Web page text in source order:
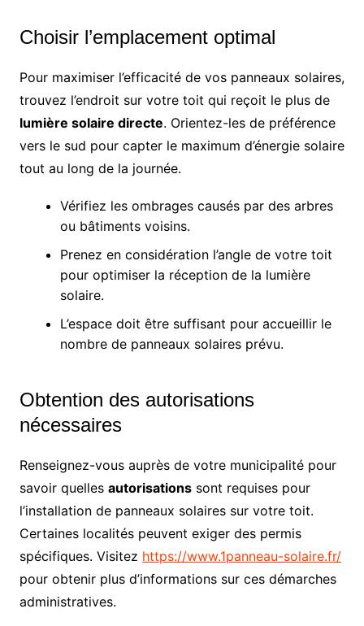
Choisir l’emplacement optimal
Pour maximiser l’efficacité de vos panneaux solaires,
trouvez l’endroit sur votre toit qui reçoit le plus de
lumière solaire directe. Orientez-les de préférence
vers le sud pour capter le maximum d’énergie solaire
tout au long de la journée.
Vérifiez les ombrages causés par des arbres
ou bâtiments voisins.
Prenez en considération l’angle de votre toit
pour optimiser la réception de la lumière
solaire.
L’espace doit être suffisant pour accueillir le
nombre de panneaux solaires prévu.
Obtention des autorisations
nécessaires
Renseignez-vous auprès de votre municipalité pour
savoir quelles autorisationssont requises pour
l’installation de panneaux solaires sur votre toit.
Certaines localités peuvent exiger des permis
spécifiques. Visitez https://www.1panneau-solaire.fr/
pour obtenir plus d’informations sur ces démarches
administratives.